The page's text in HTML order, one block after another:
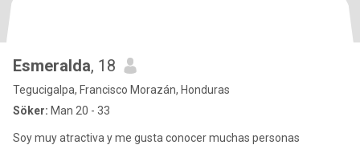
Esmeralda, 18
Tegucigalpa, Francisco Morazán, Honduras
Söker: Man 20 - 33
Soy muy atractiva y me gusta conocer muchas personas